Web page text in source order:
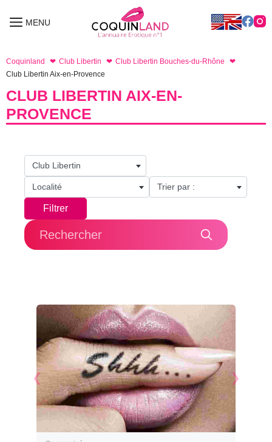
MENU
MENU
Coquinland Club Libertin
Club Libertin Bouches-du-Rhône
Club Libertin Aix-en-Provence
CLUB LIBERTIN AIX-EN-
PROVENCE
Club Libertin
Localité Trier par :
Filtrer